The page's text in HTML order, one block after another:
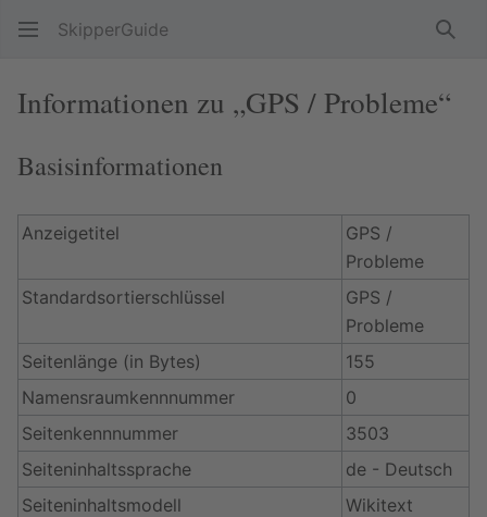
SkipperGuide
Informationen zu „GPS / Probleme“
Basisinformationen
Anzeigetitel
GPS /
Probleme
Standardsortierschlüssel
GPS /
Probleme
Seitenlänge (in Bytes)
155
Namensraumkennnummer
0
Seitenkennnummer
3503
Seiteninhaltssprache
de - Deutsch
Seiteninhaltsmodell
Wikitext